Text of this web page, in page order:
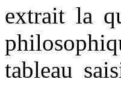
extrait la
tableau